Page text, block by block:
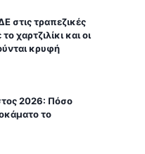
στις τραπεζικές
χαρτζιλίκι και οι
κρυφή
2026: Πόσο
το